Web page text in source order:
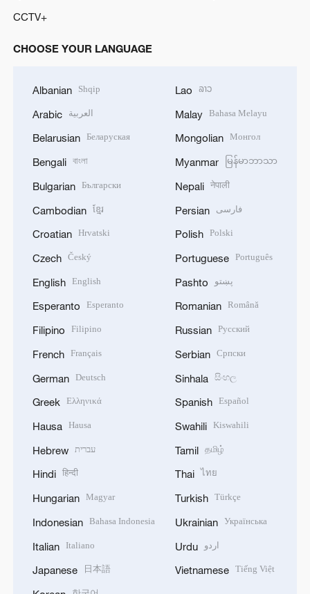
CCTV+
CHOOSE YOUR LANGUAGE
Albanian Shqip
Arabic العربية
Belarusian Беларуская
Bengali বাংলা
Bulgarian Български
Cambodian ខ្មែរ
Croatian Hrvatski
Czech Český
English English
Esperanto Esperanto
Filipino Filipino
French Français
German Deutsch
Greek Ελληνικά
Hausa Hausa
Hebrew עברית
Hindi हिन्दी
Hungarian Magyar
Indonesian Bahasa Indonesia
Italian Italiano
Japanese 日本語
Lao ລາວ
Malay Bahasa Melayu
Mongolian Монгол
Myanmar မြန်မာဘာသာ
Nepali नेपाली
Persian فارسی
Polish Polski
Portuguese Português
Pashto پښتو
Romanian Română
Russian Русский
Serbian Српски
Sinhala සිංහල
Spanish Español
Swahili Kiswahili
Tamil தமிழ்
Thai ไทย
Turkish Türkçe
Ukrainian Українська
Urdu اردو
Vietnamese Tiếng Việt